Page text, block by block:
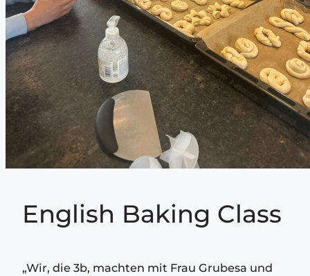
English Baking Class
„Wir, die 3b, machten mit Frau Grubesa und